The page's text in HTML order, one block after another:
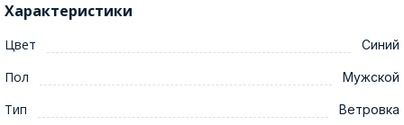
Характеристики
Цвет Синий
Пол Мужской
Тип Ветровка